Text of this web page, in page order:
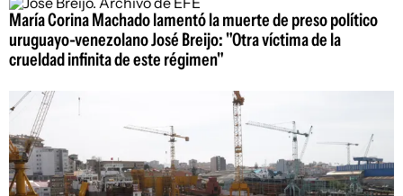
María Corina Machado lamentó la muerte de preso político
uruguayo-venezolano José Breijo: "Otra víctima de la
crueldad infinita de este régimen"